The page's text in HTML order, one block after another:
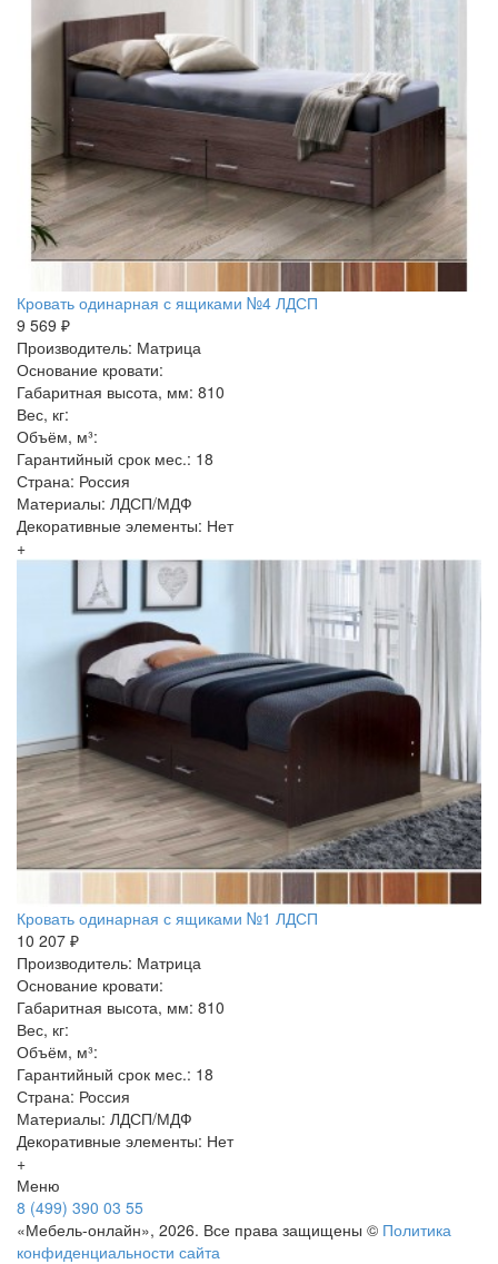
Кровать одинарная с ящиками №4 ЛДСП
9 569 ₽
Производитель: Матрица
Основание кровати:
Габаритная высота, мм: 810
Вес, кг:
Объём, м³:
Гарантийный срок мес.: 18
Страна: Россия
Материалы: ЛДСП/МДФ
Декоративные элементы: Нет
+
Кровать одинарная с ящиками №1 ЛДСП
10 207 ₽
Производитель: Матрица
Основание кровати:
Габаритная высота, мм: 810
Вес, кг:
Объём, м³:
Гарантийный срок мес.: 18
Страна: Россия
Материалы: ЛДСП/МДФ
Декоративные элементы: Нет
+
Меню
8 (499) 390 03 55
«Мебель-онлайн», 2026. Все права защищены © Политика
конфиденциальности сайта